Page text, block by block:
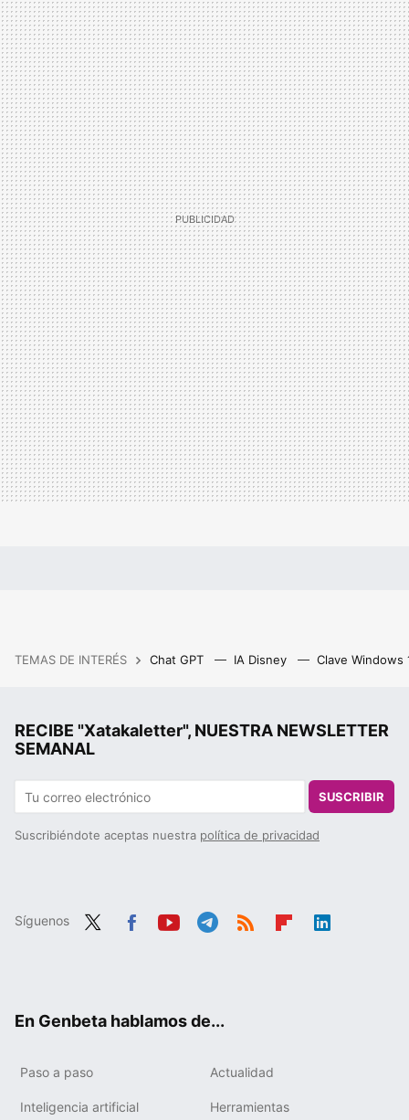
TEMAS DE INTERÉS Chat GPT IA Disney Clave Windows
RECIBE "Xatakaletter", NUESTRA NEWSLETTER
SEMANAL
SUSCRIBIR
Suscribiéndote aceptas nuestra política de privacidad
Síguenos
En Genbeta hablamos de...
Paso a paso Actualidad
Inteligencia artificial Herramientas